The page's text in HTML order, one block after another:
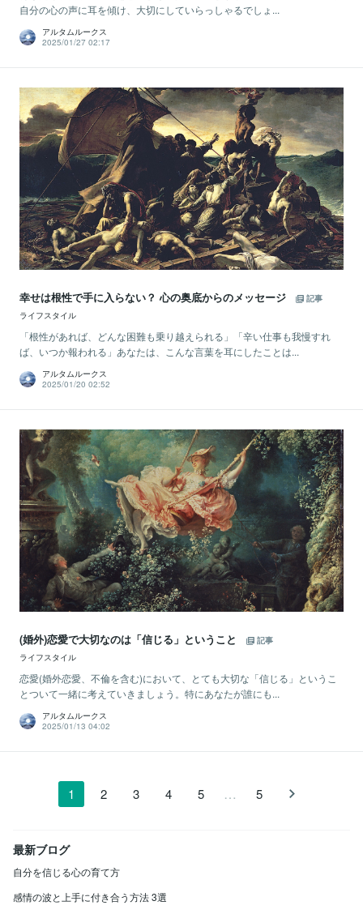
自分の心の声に耳を傾け、大切にしていらっしゃるでしょ...
アルタムルークス
2025/01/27 02:17
幸せは根性で手に入らない？ 心の奥底からのメッセージ
記事
ライフスタイル
「根性があれば、どんな困難も乗り越えられる」「辛い仕事も我慢すれ
ば、いつか報われる」あなたは、こんな言葉を耳にしたことは...
アルタムルークス
2025/01/20 02:52
(婚外)恋愛で大切なのは「信じる」ということ
記事
ライフスタイル
恋愛(婚外恋愛、不倫を含む)において、とても大切な「信じる」というこ
とついて一緒に考えていきましょう。特にあなたが誰にも...
アルタムルークス
2025/01/13 04:02
1 2 3 4 5 … 5
最新ブログ
自分を信じる心の育て方
感情の波と上手に付き合う方法 3選